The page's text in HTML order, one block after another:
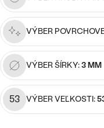
PODĽA TVARU
NA MIERU
DIAMANTY
VÝBER
VÝBER ŠÍRKY:3 MM
53 VÝBER VEĽKOSTI: